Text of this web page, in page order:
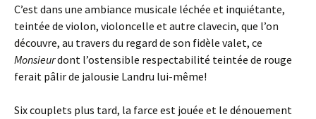
C’est dans une ambiance musicale léchée et inquiétante,
teintée de violon, violoncelle et autre clavecin, que l’on
découvre, au travers du regard de son fidèle valet, ce
Monsieurdont l’ostensible respectabilité teintée de rouge
ferait pâlir de jalousie Landru lui-même!
Six couplets plus tard, la farce est jouée et le dénouement